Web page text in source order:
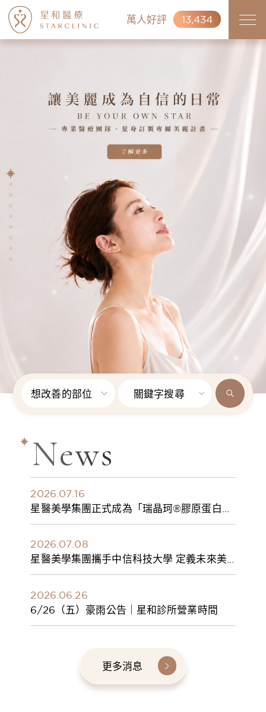
萬人好評 13,434
想改善的部位 關鍵字搜尋
News
2026.07.16
星醫美學集團正式成為「瑞晶珂®膠原蛋白植
入劑」台灣獨家總代理
2026.07.08
星醫美學集團攜手中信科技大學 定義未來美
學人才新標準 建構健康美學產學共育模式 串
2026.06.26
6/26（五）豪雨公告｜星和診所營業時間
更多消息